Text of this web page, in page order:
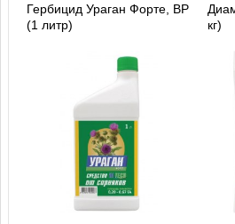
Гербицид Ураган Форте, ВР
(1 литр)
кг)